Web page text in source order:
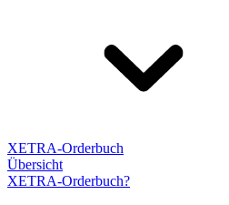
XETRA-Orderbuch
Übersicht
XETRA-Orderbuch?